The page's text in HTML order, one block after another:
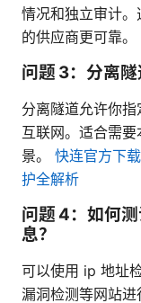
情况和独立审计
的供应商更可靠。
问题 3：分离隧
分离隧道允许你
互联网。适合需
景。 快连官方下
护全解析
问题 4：如何
息？
可以使用 ip 地址
漏洞检测等网站